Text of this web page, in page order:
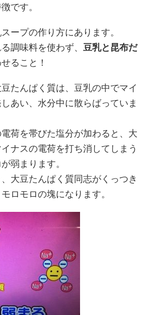
です。
ープの作り方にあります。
調味料を使わず、 豆乳と昆布だ
ること！
たんぱく質は、豆乳の中でマイ
あい、水分中に散らばっていま
荷を帯びた塩分が加わると、大
ナスの電荷を打ち消してしまう
弱まります。
大豆たんぱく質同志がくっつき
ロモロの塊になります。